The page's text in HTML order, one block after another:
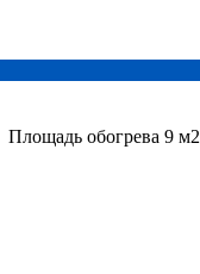
Площадь обогрева 9 м2